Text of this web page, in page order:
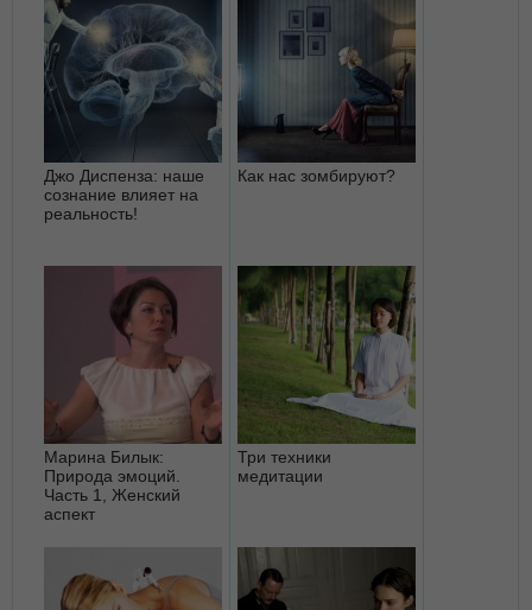
Джо Диспенза: наше
сознание влияет на
реальность!
Как нас зомбируют?
Марина Билык:
Природа эмоций.
Часть 1, Женский
аспект
Три техники
медитации